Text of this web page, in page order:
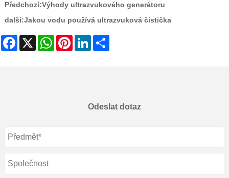
Předchozí:Výhody ultrazvukového generátoru
další:Jakou vodu používá ultrazvuková čistička
Facebook
X WhatsAppPinterestLinkedIn
Odeslat dotaz